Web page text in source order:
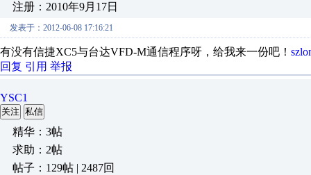
注册：2010年9月17日
发表于：2012-06-08 17:16:21
有没有信捷XC5与台达VFD-M通信程序呀，给我来一份吧！
回复 引用 举报
YSC1
关注 私信
精华：3帖
求助：2帖
帖子：129帖 | 2487回